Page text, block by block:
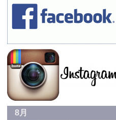
8月